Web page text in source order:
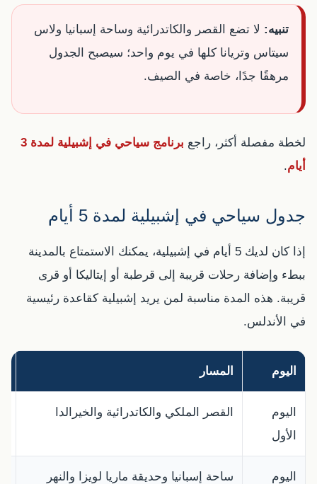
تنبيه: لا تضع القصر والكاتدرائية وساحة إسبانيا ولاس
سيتاس وتريانا كلها في يوم واحد؛ سيصبح الجدول
مرهقًا جدًا، خاصة في الصيف.
لخطة مفصلة أكثر، راجع
برنامج سياحي في إشبيلية لمدة 3
أيام.
جدول سياحي في إشبيلية لمدة 5 أيام
إذا كان لديك 5 أيام في إشبيلية، يمكنك الاستمتاع بالمدينة
ببطء وإضافة رحلات قريبة إلى قرطبة أو إيتاليكا أو قرى
قريبة. هذه المدة مناسبة لمن يريد إشبيلية كقاعدة رئيسية
في الأندلس.
اليوم المسار
اليوم
الأول
القصر الملكي والكاتدرائية والخيرالدا
اليوم
ساحة إسبانيا وحديقة ماريا لويزا والنهر